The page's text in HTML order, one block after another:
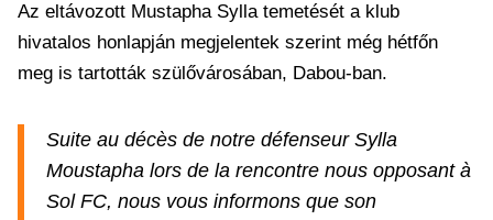
Az eltávozott Mustapha Sylla temetését a klub
hivatalos honlapján megjelentek szerint még hétfőn
meg is tartották szülővárosában, Dabou-ban.
Suite au décès de notre défenseur Sylla
Moustapha lors de la rencontre nous opposant à
Sol FC, nous vous informons que son